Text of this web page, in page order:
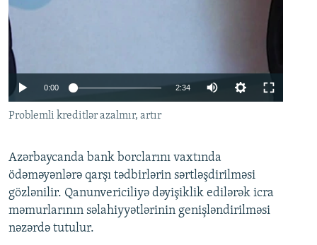
0:00 2:34
480p
1080p
Problemli kreditlər azalmır, artır
Azərbaycanda bank borclarını vaxtında
ödəməyənlərə qarşı tədbirlərin sərtləşdirilməsi
gözlənilir. Qanunvericiliyə dəyişiklik edilərək icra
məmurlarının səlahiyyətlərinin genişləndirilməsi
nəzərdə tutulur.